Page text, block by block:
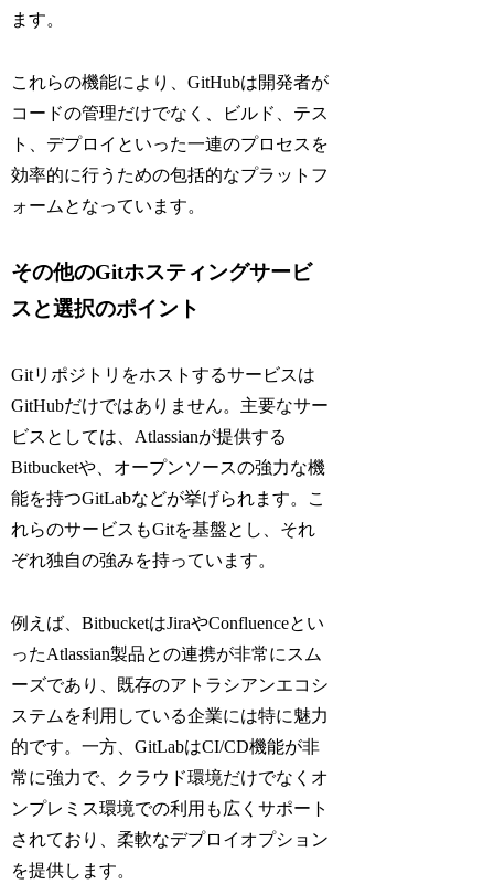
ます。
これらの機能により、GitHubは開発者が
コードの管理だけでなく、ビルド、テス
ト、デプロイといった一連のプロセスを
効率的に行うための包括的なプラットフ
ォームとなっています。
その他のGitホスティングサービ
スと選択のポイント
Gitリポジトリをホストするサービスは
GitHubだけではありません。主要なサー
ビスとしては、Atlassianが提供する
Bitbucketや、オープンソースの強力な機
能を持つGitLabなどが挙げられます。こ
れらのサービスもGitを基盤とし、それ
ぞれ独自の強みを持っています。
例えば、BitbucketはJiraやConfluenceとい
ったAtlassian製品との連携が非常にスム
ーズであり、既存のアトラシアンエコシ
ステムを利用している企業には特に魅力
的です。一方、GitLabはCI/CD機能が非
常に強力で、クラウド環境だけでなくオ
ンプレミス環境での利用も広くサポート
されており、柔軟なデプロイオプション
を提供します。